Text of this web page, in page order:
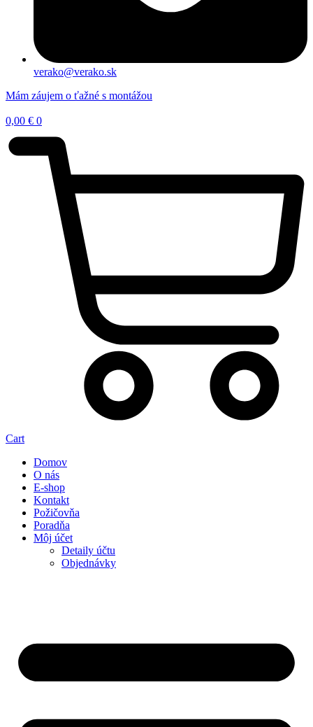
verako@verako.sk
Mám záujem o ťažné s montážou
0,00 € 0
Cart
Domov
O nás
E-shop
Kontakt
Požičovňa
Poradňa
Môj účet
Detaily účtu
Objednávky